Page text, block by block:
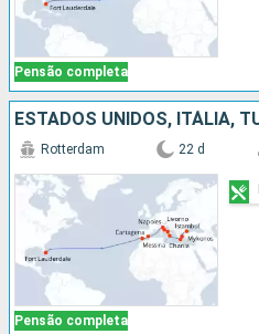
Pensão completa
Pensão completa
Rotterdam 22 d